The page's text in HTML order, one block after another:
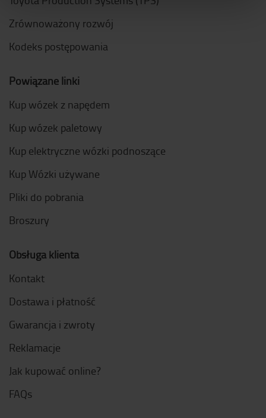
Zrównoważony rozwój
Kodeks postępowania
Powiązane linki
Kup wózek z napędem
Kup wózek paletowy
Kup elektryczne wózki podnoszące
Kup Wózki używane
Pliki do pobrania
Broszury
Obsługa klienta
Kontakt
Dostawa i płatność
Gwarancja i zwroty
Reklamacje
Jak kupować online?
FAQs